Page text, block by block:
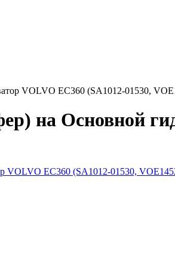
VOLVO EC360 (SA1012-01530,
на Основной